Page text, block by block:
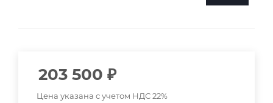
203 500 ₽
Цена указана с учетом НДС 22%